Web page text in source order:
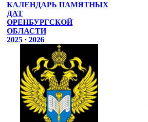
КАЛЕНДАРЬ ПАМЯТНЫХ
ДАТ
ОРЕНБУРГСКОЙ
ОБЛАСТИ
2025 · 2026